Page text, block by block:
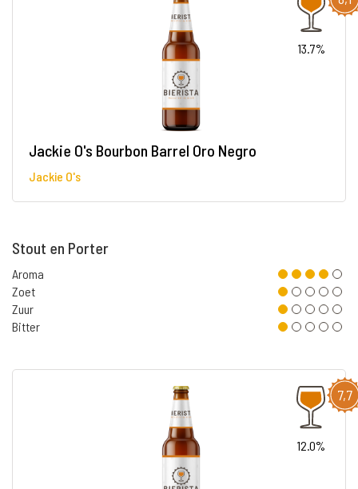
13.7%
Jackie O's Bourbon Barrel Oro Negro
Jackie O's
Stout en Porter
Aroma
Zoet
Zuur
Bitter
7,7
12.0%